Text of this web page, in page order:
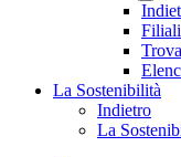
Filiali
La Sostenibilità
Indietro
La